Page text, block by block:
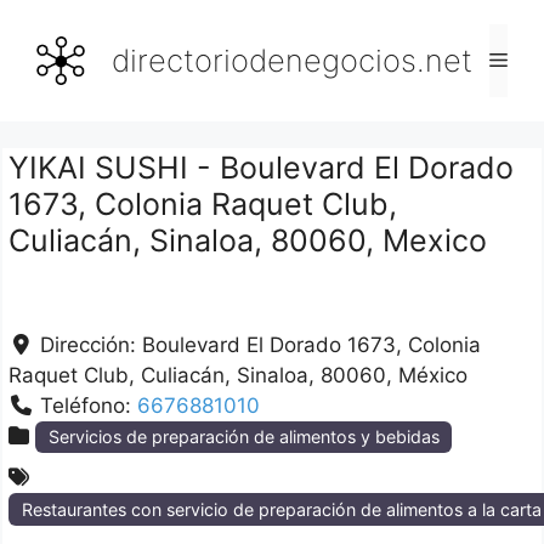
contenido
directoriodenegocios.net
YIKAI SUSHI - Boulevard El Dorado
1673, Colonia Raquet Club,
Culiacán, Sinaloa, 80060, Mexico
Dirección: Boulevard El Dorado 1673, Colonia
Raquet Club Culiacán Sinaloa 80060 México
Teléfono: 6676881010
Servicios de preparación de alimentos y bebidas
Restaurantes con servicio de preparación de alimentos a la